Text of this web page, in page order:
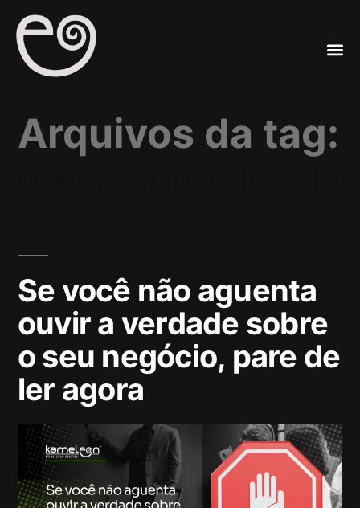
Arquivos da tag:
Se você não aguenta
ouvir a verdade sobre
o seu negócio, pare de
ler agora